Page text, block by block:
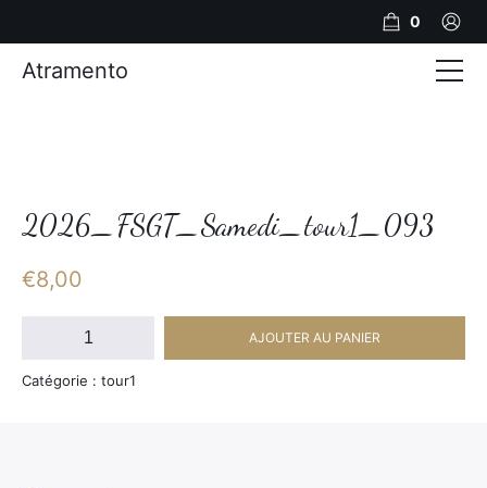
2026_FSGT_Samedi_tour1_093
€8,00
quantité
2026_FSGT_Samedi_tour1_093
AJOUTER AU PANIER
Catégorie : tour1
0
Atramento
Photos